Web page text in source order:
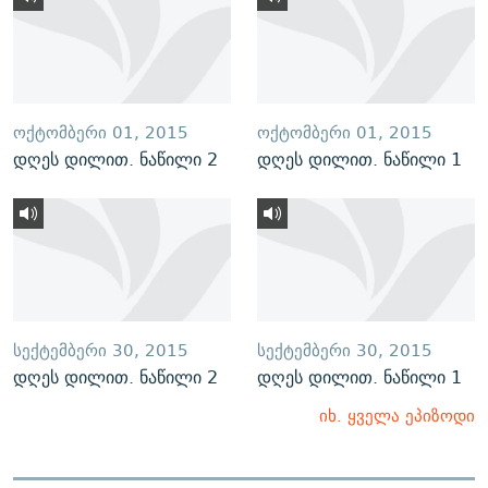
ᲝᲥᲢᲝᲛᲑᲔᲠᲘ 01, 2015
დღეს დილით. ნაწილი 2
ᲝᲥᲢᲝᲛᲑᲔᲠᲘ 01, 2015
დღეს დილით. ნაწილი 1
ᲡᲔᲥᲢᲔᲛᲑᲔᲠᲘ 30, 2015
დღეს დილით. ნაწილი 2
ᲡᲔᲥᲢᲔᲛᲑᲔᲠᲘ 30, 2015
დღეს დილით. ნაწილი 1
იხ. ყველა ეპიზოდი